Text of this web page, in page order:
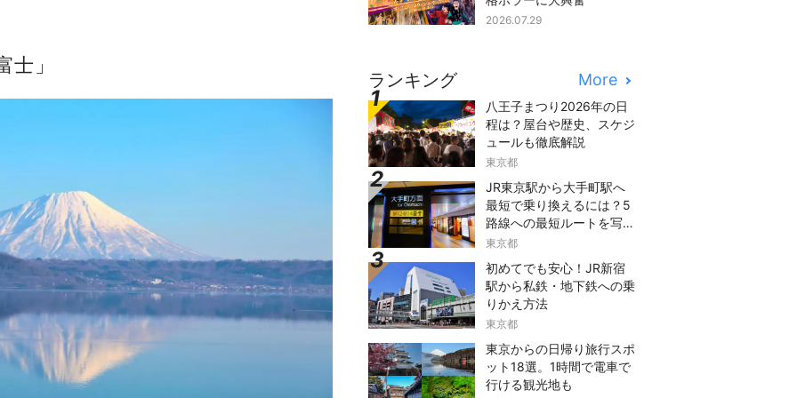
」
2026.07.29
ランキング More
八王子まつり2026年の日
程は？屋台や歴史、スケジ
ュールも徹底解説
東京都
JR東京駅から大手町駅へ
最短で乗り換えるには？5
路線への最短ルートを写真
つきでご紹介
東京都
初めてでも安心！JR新宿
駅から私鉄・地下鉄への乗
りかえ方法
東京都
東京からの日帰り旅行スポ
ット18選。1時間で電車で
行ける観光地も